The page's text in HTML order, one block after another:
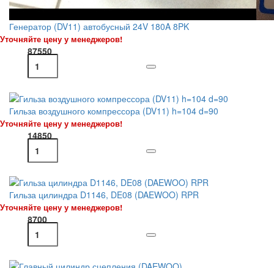
Генератор (DV11) автобусный 24V 180A 8PK
Уточняйте цену у менеджеров!
87550
Гильза воздушного компрессора (DV11) h=104 d=90
Уточняйте цену у менеджеров!
14850
Гильза цилиндра D1146, DE08 (DAEWOO) RPR
Уточняйте цену у менеджеров!
8700